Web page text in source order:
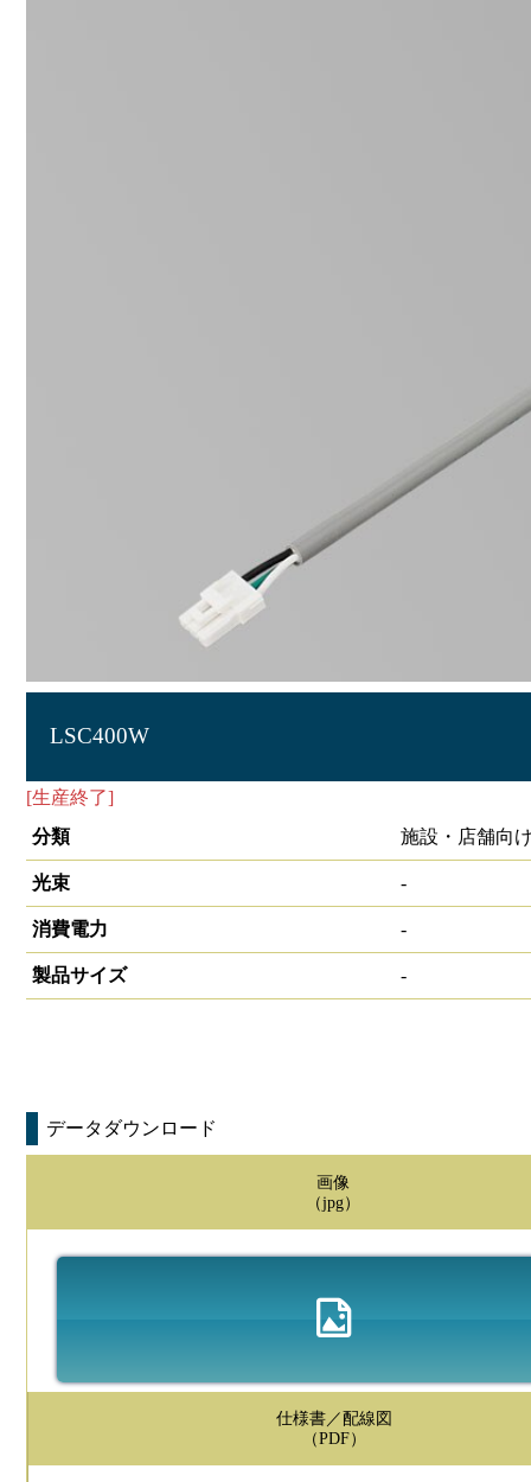
LSC400W
[生産終了]
分類
施設・店舗向
光束 -
消費電力 -
製品サイズ -
データダウンロード
画像
（jpg）
仕様書／配線図
（PDF）